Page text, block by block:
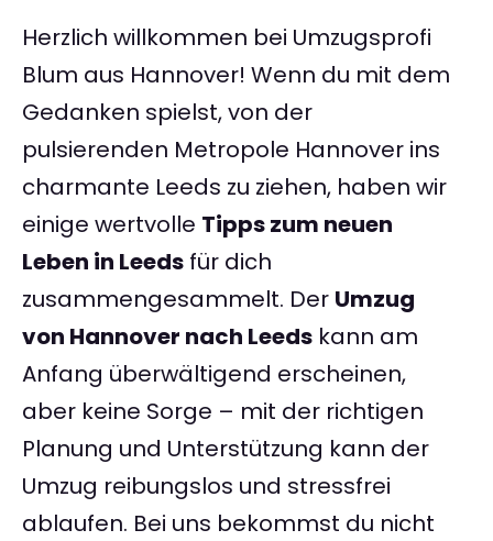
Herzlich willkommen bei Umzugsprofi
Blum aus Hannover! Wenn du mit dem
Gedanken spielst, von der
pulsierenden Metropole Hannover ins
charmante Leeds zu ziehen, haben wir
einige wertvolle Tipps zum neuen
Leben in Leeds für dich
zusammengesammelt. Der Umzug
von Hannover nach Leeds kann am
Anfang überwältigend erscheinen,
aber keine Sorge – mit der richtigen
Planung und Unterstützung kann der
Umzug reibungslos und stressfrei
ablaufen. Bei uns bekommst du nicht